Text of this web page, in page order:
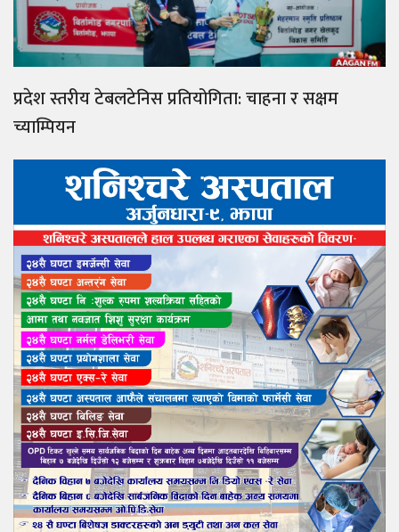
प्रदेश स्तरीय टेबलटेनिस प्रतियोगिता: चाहना र सक्षम
च्याम्पियन